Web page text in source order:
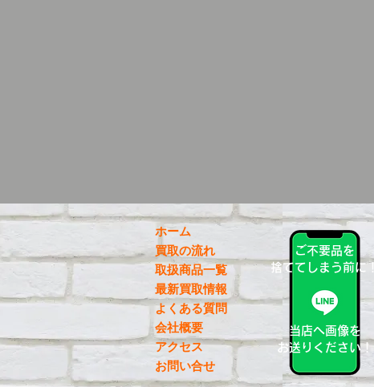
ホーム
買取の流れ
取扱商品一覧
最新買取情報
よくある質問
会社概要
アクセス
お問い合せ
ご不要品を
捨ててしまう前に！
当店へ画像を
お送りください！